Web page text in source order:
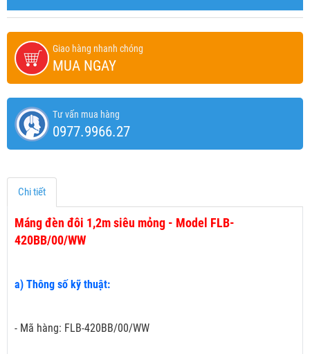
Giao hàng nhanh chóng
MUA NGAY
Tư vấn mua hàng
0977.9966.27
Chi tiết
Máng đèn đôi 1,2m siêu mỏng - Model FLB-
420BB/00/WW
a) Thông số kỹ thuật:
- Mã hàng: FLB-420BB/00/WW